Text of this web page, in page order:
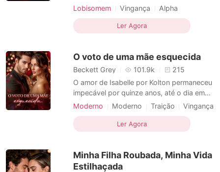
que não conseguia se transformar. Hoje,
uma dignitária, mas como uma faxineira
esfregando o chão. — Olha só a vira-lata
um maço de dinheiro a
Lobisomem Vingança
Alpha
Lobisomem
Rainha Bebê adorável
Ler Agora
O voto de uma mãe esquecida
Beckett Grey 101.9k
215
O amor de Isabelle por Kolton permaneceu
impecável por quinze anos, até o dia em
que ela deu à luz seus filhos e entrou em
sussurrou: "Agora, você não tem mais
importância para mim." Mais tarde, os
e a chamaram de
Moderno Moderno Traição
Vingança
Divórcio
CEO
Bebê adorável
Arrogante/Dominador
Tema-Família
Ler Agora
Minha Filha Roubada, Minha Vida
Estilhaçada